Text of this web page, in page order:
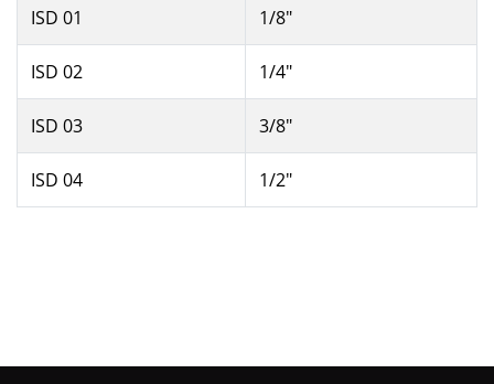
ISD 01 1/8"
ISD 02 1/4"
ISD 03 3/8"
ISD 04 1/2"